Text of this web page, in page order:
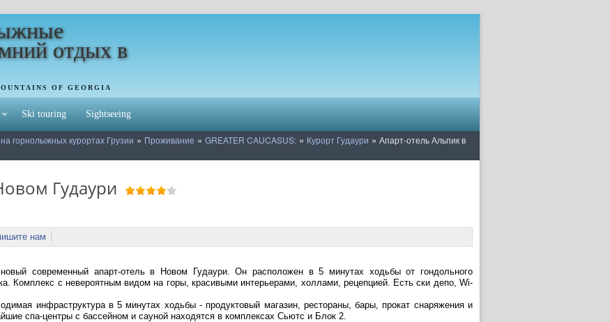
отдых в
OF GEORGIA
Ski touring Sightseeing
горнолыжных курортах Грузии » Проживание » GREATER CAUCASUS: » Курорт Гудаури » Апарт-отель Альпик в
Гудаури
нам
современный апарт-отель в Новом Гудаури. Он расположен в 5 минутах ходьбы от гондольного
Комплекс с невероятным видом на горы, красивыми интерьерами, холлами, рецепцией. Есть ски депо, Wi-
инфраструктура в 5 минутах ходьбы - продуктовый магазин, рестораны, бары, прокат снаряжения и
спа-центры с бассейном и сауной находятся в комплексах Сьютс и Блок 2.